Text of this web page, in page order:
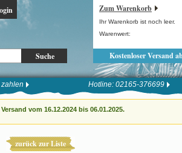
Suche
Zum Warenkorb
Ihr Warenkorb ist noch leer.
Warenwert:
Kostenloser Versand
Hotline: 02165-376699
vom 16.12.2024 bis 06.01.2025.
zurück zur Liste